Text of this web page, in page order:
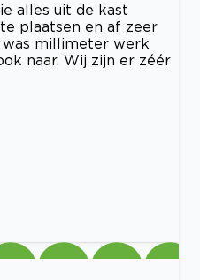
alles uit de kast
plaatsen en af zeer
millimeter werk
naar. Wij zijn er zéér